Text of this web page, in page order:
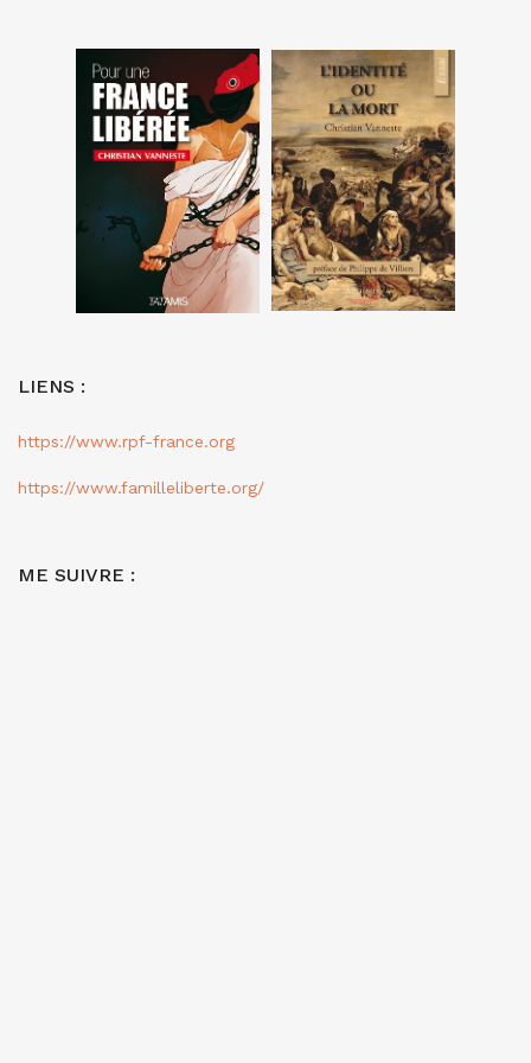
LIENS :
https://www.rpf-france.org
https://www.familleliberte.org/
ME SUIVRE :